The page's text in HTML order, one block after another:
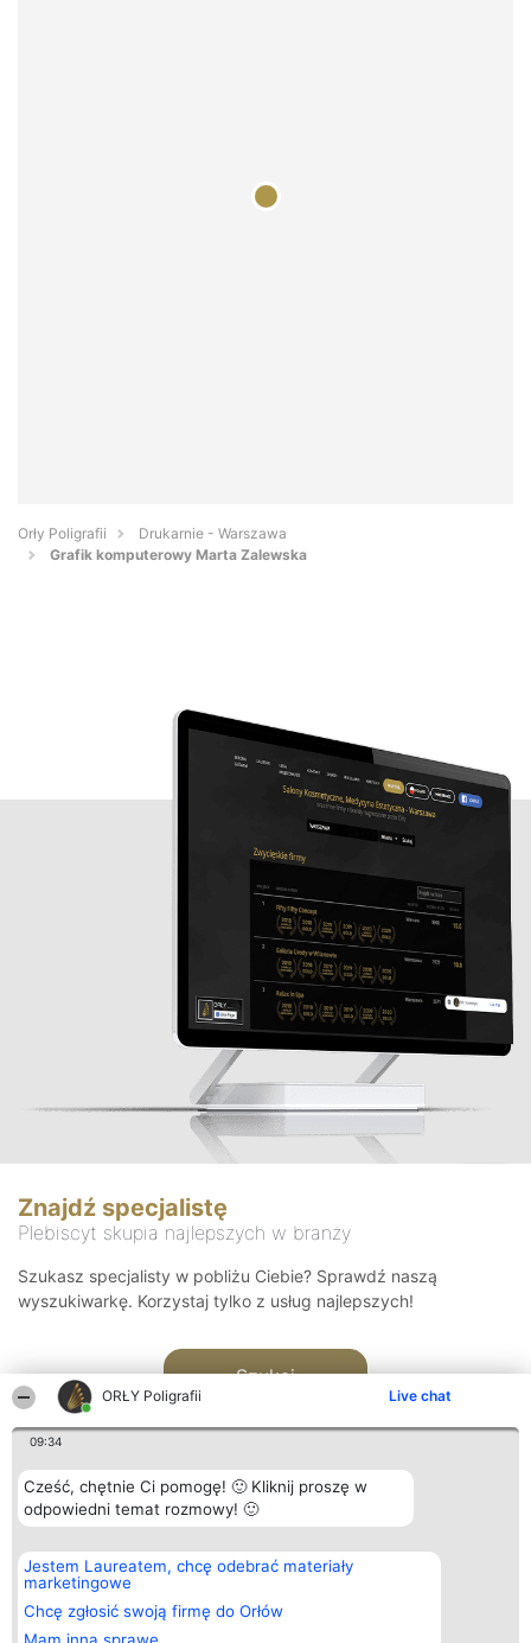
ORŁY Poligrafii Live chat
09:34
Cześć, chętnie Ci pomogę! 🙂 Kliknij proszę w
odpowiedni temat rozmowy! 🙂
Jestem Laureatem, chcę odebrać materiały
marketingowe
Chcę zgłosić swoją firmę do Orłów
Orły Poligrafii
Drukarnie - Warszawa
Grafik komputerowy Marta Zalewska
Znajdź specjalistę
Plebiscyt skupia najlepszych w branży
Szukasz specjalisty w pobliżu Ciebie? Sprawdź naszą
wyszukiwarkę. Korzystaj tylko z usług najlepszych!
Szukaj
Organizator plebiscytu
Bright Side Solutions sp. z o.
o. sp. k.
ul. Ruska 22
Wrocław 50-079
KRS 0000749100 | Regon
Plebiscyt
Laureaci
wszystkich
Laureatów
Kontakt
Kontakt